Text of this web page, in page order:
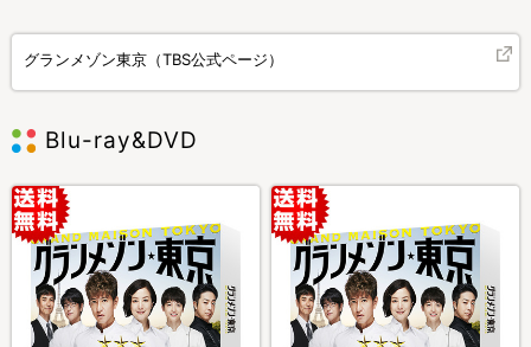
グランメゾン東京（TBS公式ページ）
Blu-ray&DVD